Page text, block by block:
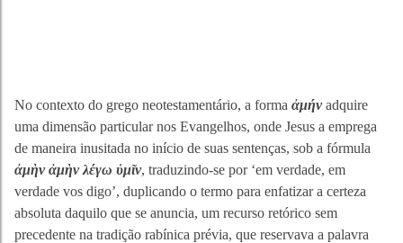
No contexto do grego neotestamentário, a forma ἀμήνadquire
uma dimensão particular nos Evangelhos, onde Jesus a emprega
de maneira inusitada no início de suas sentenças, sob a fórmula
ἀμὴν ἀμὴν λέγω ὑμῖν, traduzindo-se por ‘em verdade, em
verdade vos digo’, duplicando o termo para enfatizar a certeza
absoluta daquilo que se anuncia, um recurso retórico sem
precedente na tradição rabínica prévia, que reservava a palavra